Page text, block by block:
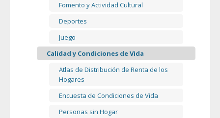
Fomento y Actividad Cultural
Deportes
Juego
Calidad y Condiciones de Vida
Atlas de Distribución de Renta de los
Hogares
Encuesta de Condiciones de Vida
Personas sin Hogar